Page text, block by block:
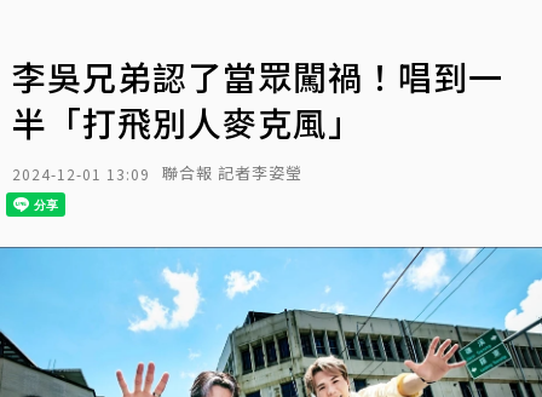
李吳兄弟認了當眾闖禍！唱到一
半「打飛別人麥克風」
2024-12-01 13:09 聯合報 記者李姿瑩